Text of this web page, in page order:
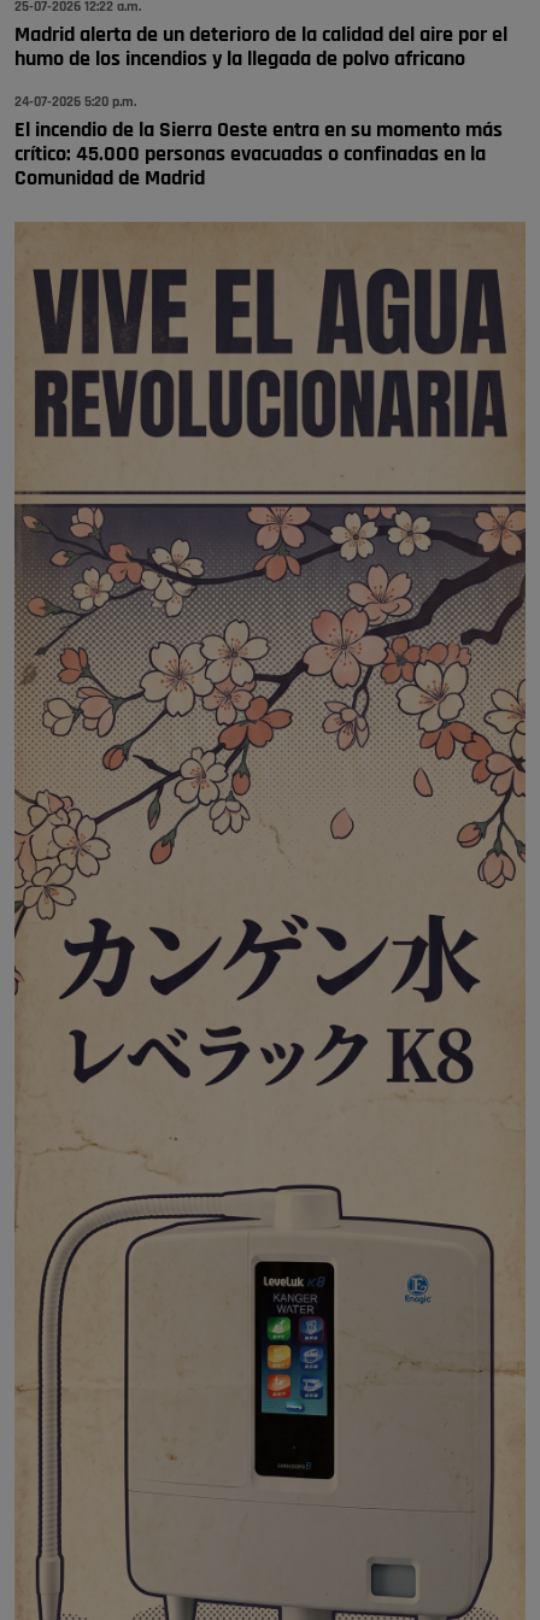
🔴 EXCLUSIVA | El comisario de la …
25-07-2026 12:22 a.m.
Madrid alerta de un deterioro de la calidad del aire por el
humo de los incendios y la llegada de polvo africano
24-07-2026 5:20 p.m.
El incendio de la Sierra Oeste entra en su momento más
crítico: 45.000 personas evacuadas o confinadas en la
Comunidad de Madrid